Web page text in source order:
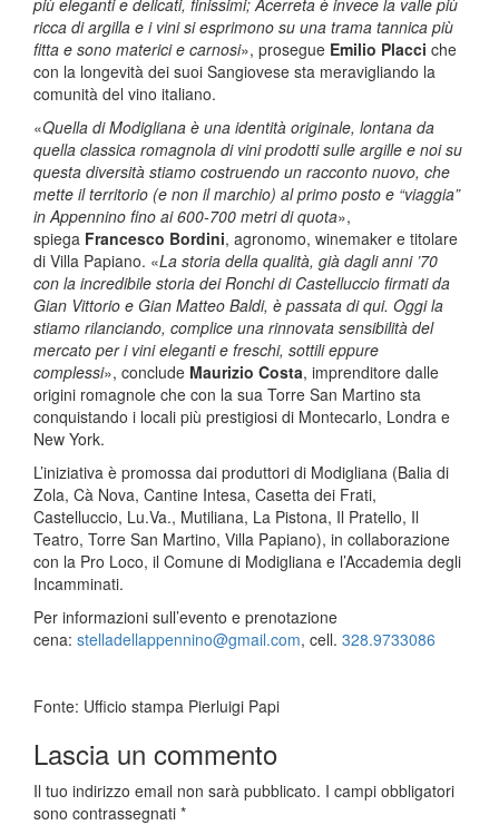
più eleganti e delicati, finissimi; Acerreta è invece la valle più
ricca di argilla e i vini si esprimono su una trama tannica più
fitta e sono materici e carnosi», prosegue Emilio Placci che
con la longevità dei suoi Sangiovese sta meravigliando la
comunità del vino italiano.
«Quella di Modigliana è una identità originale, lontana da
quella classica romagnola di vini prodotti sulle argille e noi su
questa diversità stiamo costruendo un racconto nuovo, che
mette il territorio (e non il marchio) al primo posto e “viaggia”
in Appennino fino ai 600-700 metri di quota»,
spiega Francesco Bordini, agronomo, winemaker e titolare
di Villa Papiano. «La storia della qualità, già dagli anni ’70
con la incredibile storia dei Ronchi di Castelluccio firmati da
Gian Vittorio e Gian Matteo Baldi, è passata di qui. Oggi la
stiamo rilanciando, complice una rinnovata sensibilità del
mercato per i vini eleganti e freschi, sottili eppure
complessi», conclude Maurizio Costa, imprenditore dalle
origini romagnole che con la sua Torre San Martino sta
conquistando i locali più prestigiosi di Montecarlo, Londra e
New York.
L’iniziativa è promossa dai produttori di Modigliana (Balia di
Zola, Cà Nova, Cantine Intesa, Casetta dei Frati,
Castelluccio, Lu.Va., Mutiliana, La Pistona, Il Pratello, Il
Teatro, Torre San Martino, Villa Papiano), in collaborazione
con la Pro Loco, il Comune di Modigliana e l’Accademia degli
Incamminati.
Per informazioni sull’evento e prenotazione
cena: stelladellappennino@gmail.com, cell. 328.9733086
Fonte: Ufficio stampa Pierluigi Papi
Lascia un commento
Il tuo indirizzo email non sarà pubblicato. I campi obbligatori
sono contrassegnati *